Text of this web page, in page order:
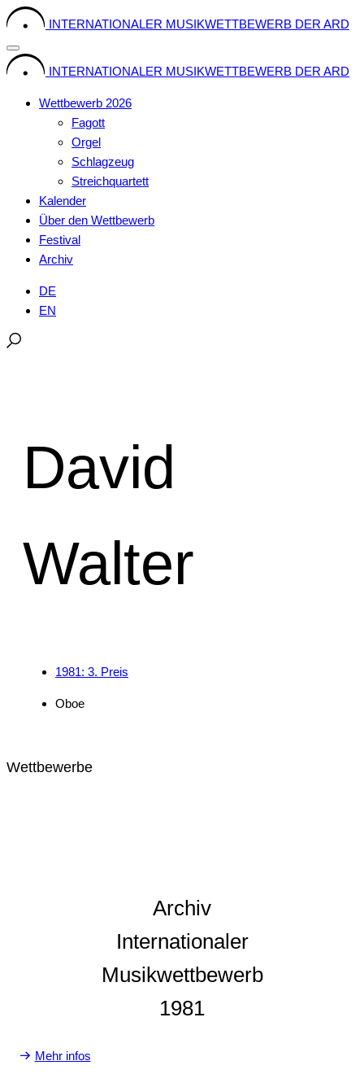
Skip
content
INTERNATIONALER MUSIKWETTBEWERB DER ARD
INTERNATIONALER MUSIKWETTBEWERB DER ARD
Wettbewerb 2026
Fagott
Orgel
Schlagzeug
Streichquartett
Kalender
Über den Wettbewerb
Festival
Archiv
DE
EN
David
Walter
1981: 3. Preis
Oboe
Wettbewerbe
Archiv
Internationaler
Musikwettbewerb
1981
Mehr infos